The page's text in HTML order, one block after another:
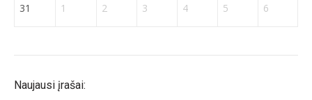
31 1 2 3 4 5 6
Naujausi įrašai: